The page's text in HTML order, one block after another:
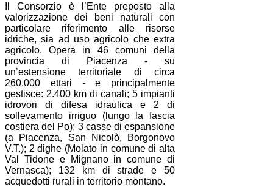
Il Consorzio è l’Ente preposto alla
valorizzazione dei beni naturali con
particolare riferimento alle risorse
idriche, sia ad uso agricolo che extra
agricolo. Opera in 46 comuni della
provincia di Piacenza - su
un’estensione territoriale di circa
260.000 ettari - e principalmente
gestisce: 2.400 km di canali; 5 impianti
idrovori di difesa idraulica e 2 di
sollevamento irriguo (lungo la fascia
costiera del Po); 3 casse di espansione
(a Piacenza, San Nicolò, Borgonovo
V.T.); 2 dighe (Molato in comune di alta
Val Tidone e Mignano in comune di
Vernasca); 132 km di strade e 50
acquedotti rurali in territorio montano.